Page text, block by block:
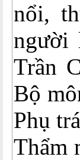
nổi,
người
Trần
Bộ
Phụ
Thẩm